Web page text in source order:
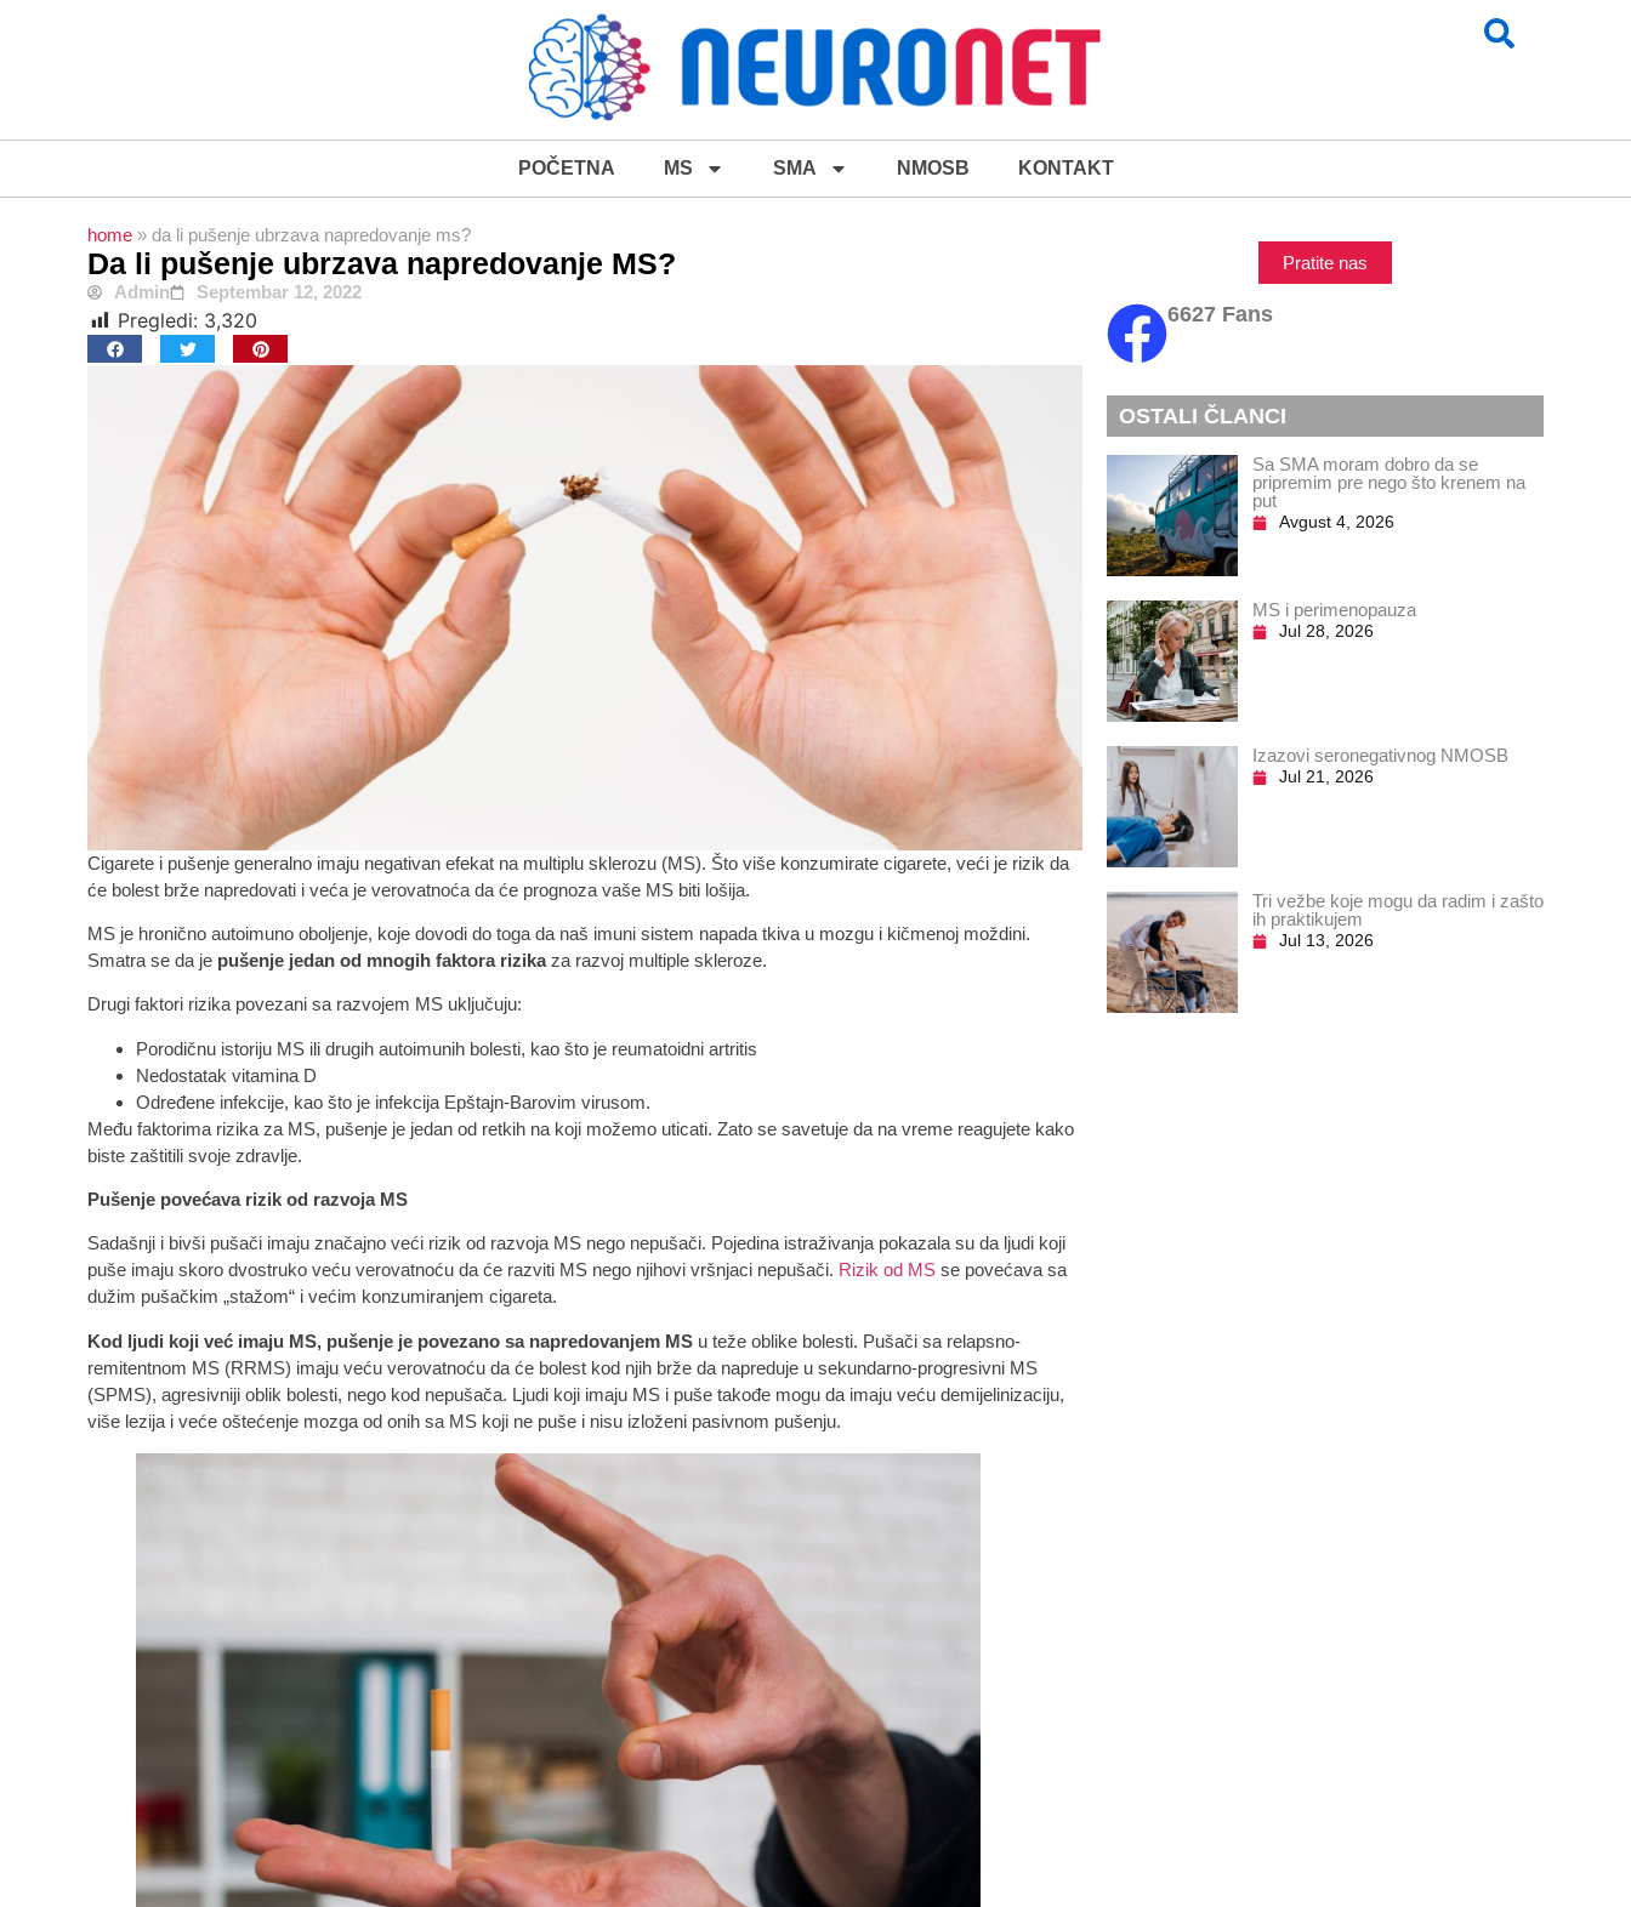
POČETNA MS SMA NMOSB KONTAKT
home » da li pušenje ubrzava napredovanje ms?
Da li pušenje ubrzava napredovanje MS?
Admin Septembar 12, 2022
Pregledi: 3,320
Cigarete i pušenje generalno imaju negativan efekat na multiplu sklerozu (MS). Što više konzumirate cigarete, veći je rizik da
će bolest brže napredovati i veća je verovatnoća da će prognoza vaše MS biti lošija.
MS je hronično autoimuno oboljenje, koje dovodi do toga da naš imuni sistem napada tkiva u mozgu i kičmenoj moždini.
Smatra se da je pušenje jedan od mnogih faktora rizikaza razvoj multiple skleroze.
Drugi faktori rizika povezani sa razvojem MS uključuju:
Porodičnu istoriju MS ili drugih autoimunih bolesti, kao što je reumatoidni artritis
Nedostatak vitamina D
Određene infekcije, kao što je infekcija Epštajn-Barovim virusom.
Među faktorima rizika za MS, pušenje je jedan od retkih na koji možemo uticati. Zato se savetuje da na vreme reagujete kako
biste zaštitili svoje zdravlje.
Pušenje povećava rizik od razvoja MS
Sadašnji i bivši pušači imaju značajno veći rizik od razvoja MS nego nepušači. Pojedina istraživanja pokazala su da ljudi koji
puše imaju skoro dvostruko veću verovatnoću da će razviti MS nego njihovi vršnjaci nepušači. Rizik od MS se povećava sa
dužim pušačkim „stažom“ i većim konzumiranjem cigareta.
Kod ljudi koji već imaju MS, pušenje je povezano sa napredovanjem MS u teže oblike bolesti. Pušači sa relapsno-
remitentnom MS (RRMS) imaju veću verovatnoću da će bolest kod njih brže da napreduje u sekundarno-progresivni MS
(SPMS), agresivniji oblik bolesti, nego kod nepušača. Ljudi koji imaju MS i puše takođe mogu da imaju veću demijelinizaciju,
više lezija i veće oštećenje mozga od onih sa MS koji ne puše i nisu izloženi pasivnom pušenju.
Pratite nas
6627 Fans
OSTALI ČLANCI
Sa SMA moram dobro da se
pripremim pre nego što krenem na
put
Avgust 4, 2026
MS i perimenopauza
Jul 28, 2026
Izazovi seronegativnog NMOSB
Jul 21, 2026
Tri vežbe koje mogu da radim i zašto
ih praktikujem
Jul 13, 2026